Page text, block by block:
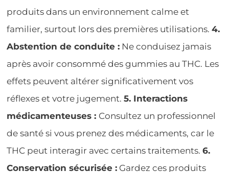
produits dans un environnement calme et
familier, surtout lors des premières utilisations.4.
Abstention de conduite : Ne conduisez jamais
après avoir consommé des gummies au THC. Les
effets peuvent altérer significativement vos
réflexes et votre jugement.5. Interactions
médicamenteuses : Consultez un professionnel
de santé si vous prenez des médicaments, car le
THC peut interagir avec certains traitements.6.
Conservation sécurisée : Gardez ces produits